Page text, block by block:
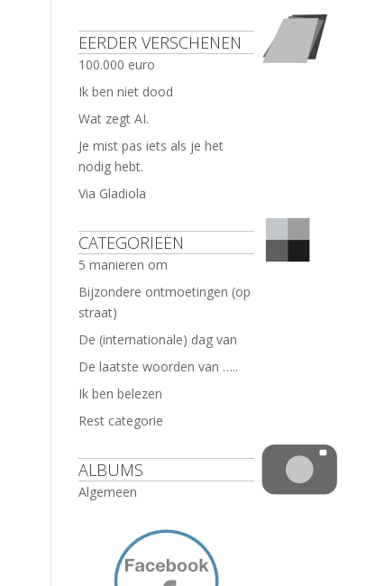
EERDER VERSCHENEN
100.000 euro
Ik ben niet dood
Wat zegt AI.
Je mist pas iets als je het
nodig hebt.
Via Gladiola
CATEGORIEËN
5 manieren om
Bijzondere ontmoetingen (op
straat)
De (internationale) dag van
De laatste woorden van …..
Ik ben belezen
Rest categorie
ALBUMS
Algemeen